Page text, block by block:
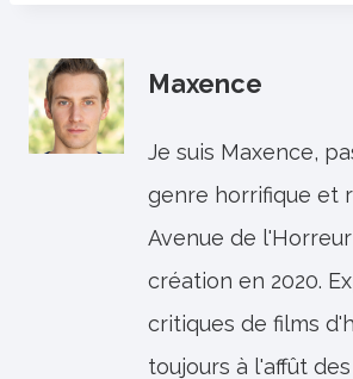
Maxence
Je suis Maxence,
genre horrifique et
Avenue de
création en 2020.
critiques de films
toujours à l'affût